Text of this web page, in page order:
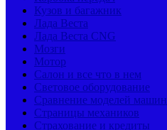
Кузов и багажник
Лада Веста
Лада Веста CNG
Мозги
Мотор
Салон и все что в нем
Световое оборудование
Сравнение моделей машин
Страницы механиков
Страхование и кредиты